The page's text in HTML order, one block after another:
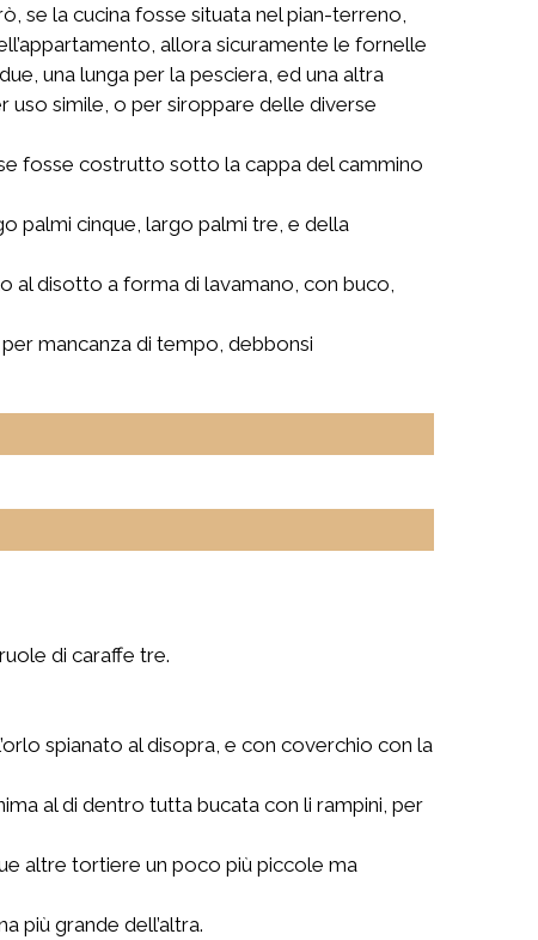
se la cucina fosse situata nel pian-terreno,
allora sicuramente le fornelle
una lunga per la pesciera, ed una altra
uso simile, o per siroppare delle diverse
fosse costrutto sotto la cappa del cammino
palmi cinque, largo palmi tre, e della
al disotto a forma di lavamano, con buco,
mancanza di tempo, debbonsi
di caraffe tre.
spianato al disopra, e con coverchio con la
al di dentro tutta bucata con li rampini, per
altre tortiere un poco più piccole ma
più grande dell’altra.